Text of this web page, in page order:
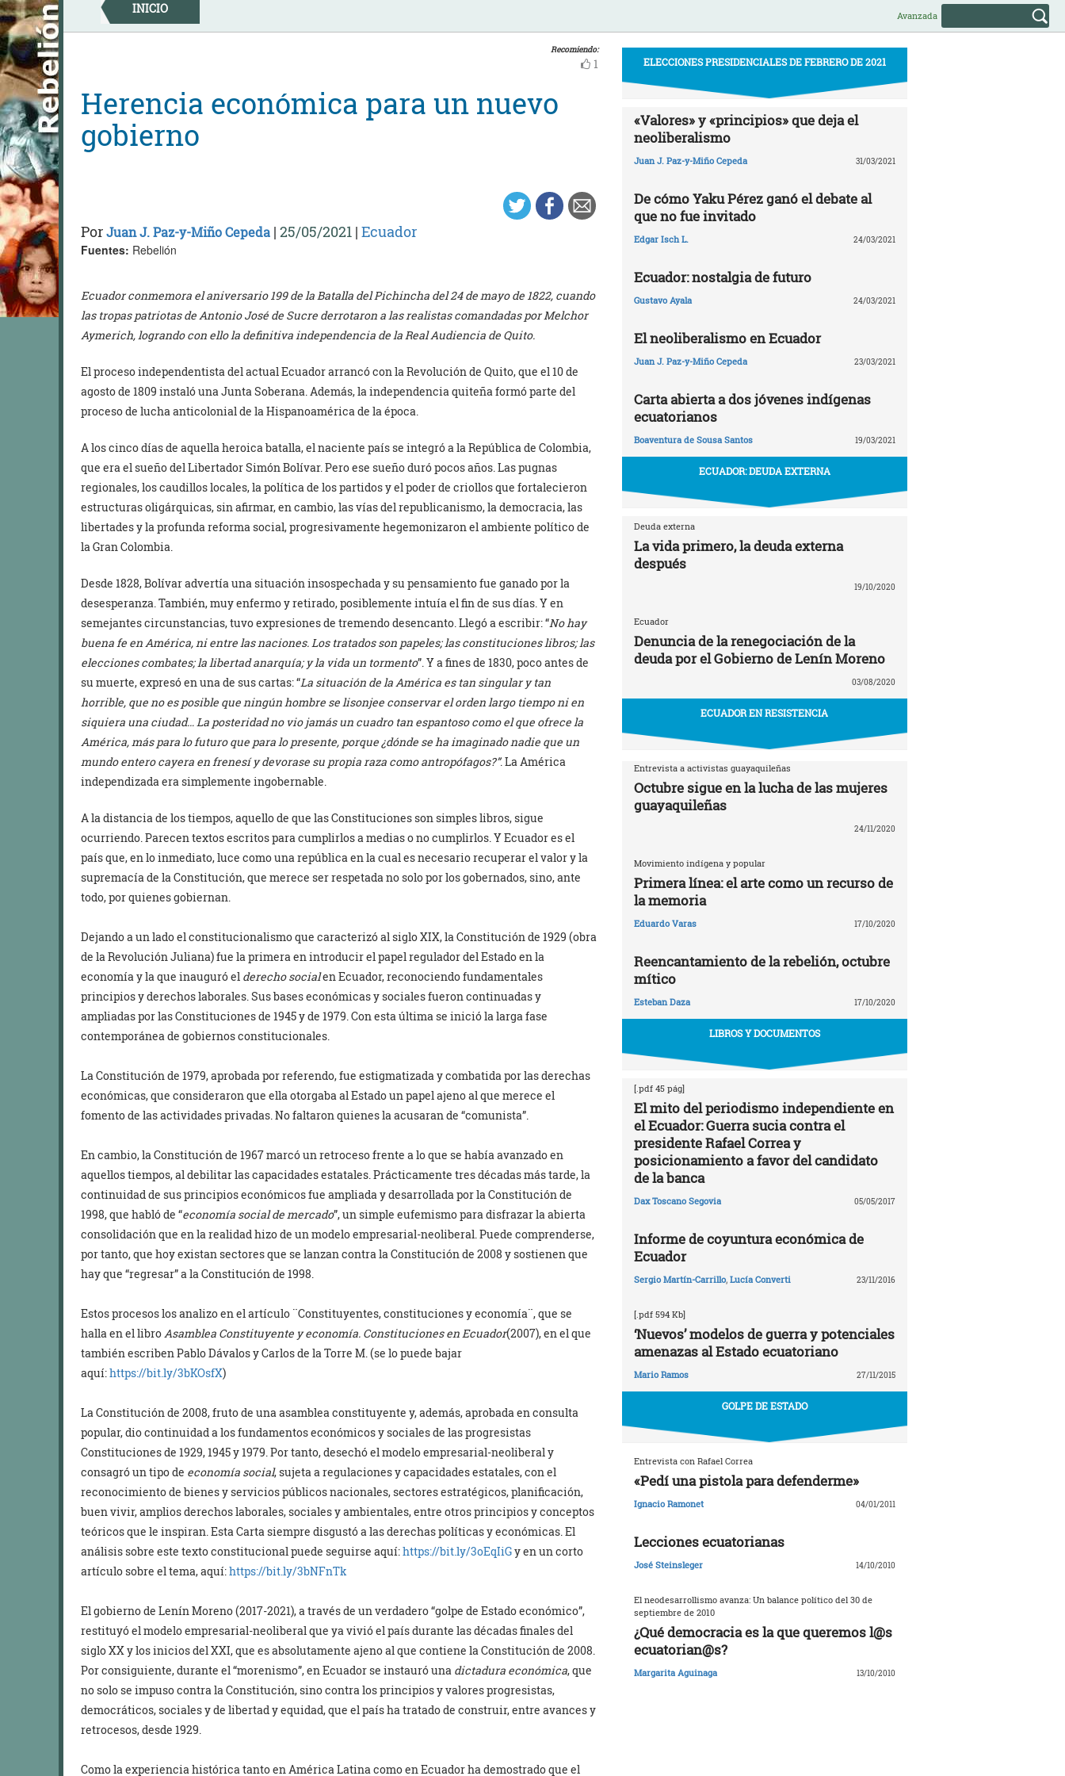
Skip
to
content
INICIO Avanzada
Recomiendo:
1
Herencia económica para un nuevo
gobierno
PorJuan J. Paz-y-Miño Cepeda | 25/05/2021 | Ecuador
Fuentes: Rebelión
Ecuador conmemora el aniversario 199 de la Batalla del Pichincha del 24 de mayo de 1822, cuando
las tropas patriotas de Antonio José de Sucre derrotaron a las realistas comandadas por Melchor
Aymerich, logrando con ello la definitiva independencia de la Real Audiencia de Quito.
El proceso independentista del actual Ecuador arrancó con la Revolución de Quito, que el 10 de
agosto de 1809 instaló una Junta Soberana. Además, la independencia quiteña formó parte del
proceso de lucha anticolonial de la Hispanoamérica de la época.
A los cinco días de aquella heroica batalla, el naciente país se integró a la República de Colombia,
que era el sueño del Libertador Simón Bolívar. Pero ese sueño duró pocos años. Las pugnas
regionales, los caudillos locales, la política de los partidos y el poder de criollos que fortalecieron
estructuras oligárquicas, sin afirmar, en cambio, las vías del republicanismo, la democracia, las
libertades y la profunda reforma social, progresivamente hegemonizaron el ambiente político de
la Gran Colombia.
Desde 1828, Bolívar advertía una situación insospechada y su pensamiento fue ganado por la
desesperanza. También, muy enfermo y retirado, posiblemente intuía el fin de sus días. Y en
semejantes circunstancias, tuvo expresiones de tremendo desencanto. Llegó a escribir: “No hay
buena fe en América, ni entre las naciones. Los tratados son papeles; las constituciones libros; las
elecciones combates; la libertad anarquía; y la vida un tormento”. Y a fines de 1830, poco antes de
su muerte, expresó en una de sus cartas: “La situación de la América es tan singular y tan
horrible, que no es posible que ningún hombre se lisonjee conservar el orden largo tiempo ni en
siquiera una ciudad… La posteridad no vio jamás un cuadro tan espantoso como el que ofrece la
América, más para lo futuro que para lo presente, porque ¿dónde se ha imaginado nadie que un
mundo entero cayera en frenesí y devorase su propia raza como antropófagos?”. La América
independizada era simplemente ingobernable.
A la distancia de los tiempos, aquello de que las Constituciones son simples libros, sigue
ocurriendo. Parecen textos escritos para cumplirlos a medias o no cumplirlos. Y Ecuador es el
país que, en lo inmediato, luce como una república en la cual es necesario recuperar el valor y la
supremacía de la Constitución, que merece ser respetada no solo por los gobernados, sino, ante
todo, por quienes gobiernan.
Dejando a un lado el constitucionalismo que caracterizó al siglo XIX, la Constitución de 1929 (obra
de la Revolución Juliana) fue la primera en introducir el papel regulador del Estado en la
economía y la que inauguró el derecho socialen Ecuador, reconociendo fundamentales
principios y derechos laborales. Sus bases económicas y sociales fueron continuadas y
ampliadas por las Constituciones de 1945 y de 1979. Con esta última se inició la larga fase
contemporánea de gobiernos constitucionales.
La Constitución de 1979, aprobada por referendo, fue estigmatizada y combatida por las derechas
económicas, que consideraron que ella otorgaba al Estado un papel ajeno al que merece el
fomento de las actividades privadas. No faltaron quienes la acusaran de “comunista”.
En cambio, la Constitución de 1967 marcó un retroceso frente a lo que se había avanzado en
aquellos tiempos, al debilitar las capacidades estatales. Prácticamente tres décadas más tarde, la
continuidad de sus principios económicos fue ampliada y desarrollada por la Constitución de
1998, que habló de “economía social de mercado”, un simple eufemismo para disfrazar la abierta
consolidación que en la realidad hizo de un modelo empresarial-neoliberal. Puede comprenderse,
por tanto, que hoy existan sectores que se lanzan contra la Constitución de 2008 y sostienen que
hay que “regresar” a la Constitución de 1998.
Estos procesos los analizo en el artículo ¨Constituyentes, constituciones y economía¨, que se
halla en el libroAsamblea Constituyente y economía. Constituciones en Ecuador(2007), en el que
también escriben Pablo Dávalos y Carlos de la Torre M. (se lo puede bajar
aquí:https://bit.ly/3bKOsfX)
La Constitución de 2008, fruto de una asamblea constituyente y, además, aprobada en consulta
popular, dio continuidad a los fundamentos económicos y sociales de las progresistas
Constituciones de 1929, 1945 y 1979. Por tanto, desechó el modelo empresarial-neoliberal y
consagró un tipo de economía social, sujeta a regulaciones y capacidades estatales, con el
reconocimiento de bienes y servicios públicos nacionales, sectores estratégicos, planificación,
buen vivir, amplios derechos laborales, sociales y ambientales, entre otros principios y conceptos
teóricos que le inspiran. Esta Carta siempre disgustó a las derechas políticas y económicas. El
análisis sobre este texto constitucional puede seguirse aquí:https://bit.ly/3oEqIiGy en un corto
artículo sobre el tema, aquí:https://bit.ly/3bNFnTk
El gobierno de Lenín Moreno (2017-2021), a través de un verdadero “golpe de Estado económico”,
restituyó el modelo empresarial-neoliberal que ya vivió el país durante las décadas finales del
siglo XX y los inicios del XXI, que es absolutamente ajeno al que contiene la Constitución de 2008.
Por consiguiente, durante el “morenismo”, en Ecuador se instauró una dictadura económica, que
no solo se impuso contra la Constitución, sino contra los principios y valores progresistas,
democráticos, sociales y de libertad y equidad, que el país ha tratado de construir, entre avances y
retrocesos, desde 1929.
Como la experiencia histórica tanto en América Latina como en Ecuador ha demostrado que el
ELECCIONES PRESIDENCIALES DE FEBRERO DE 2021
«Valores» y «principios» que deja el
neoliberalismo
Juan J. Paz-y-Miño Cepeda 31/03/2021
De cómo Yaku Pérez ganó el debate al
que no fue invitado
Edgar Isch L. 24/03/2021
Ecuador: nostalgia de futuro
Gustavo Ayala 24/03/2021
El neoliberalismo en Ecuador
Juan J. Paz-y-Miño Cepeda 23/03/2021
Carta abierta a dos jóvenes indígenas
ecuatorianos
Boaventura de Sousa Santos 19/03/2021
ECUADOR: DEUDA EXTERNA
Deuda externa
La vida primero, la deuda externa
después
19/10/2020
Ecuador
Denuncia de la renegociación de la
deuda por el Gobierno de Lenín Moreno
03/08/2020
ECUADOR EN RESISTENCIA
Entrevista a activistas guayaquileñas
Octubre sigue en la lucha de las mujeres
guayaquileñas
24/11/2020
Movimiento indígena y popular
Primera línea: el arte como un recurso de
la memoria
Eduardo Varas 17/10/2020
Reencantamiento de la rebelión, octubre
mítico
Esteban Daza 17/10/2020
LIBROS Y DOCUMENTOS
[.pdf 45 pág]
El mito del periodismo independiente en
el Ecuador: Guerra sucia contra el
presidente Rafael Correa y
posicionamiento a favor del candidato
de la banca
Dax Toscano Segovia 05/05/2017
Informe de coyuntura económica de
Ecuador
Sergio Martín-Carrillo, Lucía Converti 23/11/2016
[.pdf 594 Kb]
‘Nuevos’ modelos de guerra y potenciales
amenazas al Estado ecuatoriano
Mario Ramos 27/11/2015
GOLPE DE ESTADO
Entrevista con Rafael Correa
«Pedí una pistola para defenderme»
Ignacio Ramonet 04/01/2011
Lecciones ecuatorianas
José Steinsleger 14/10/2010
El neodesarrollismo avanza: Un balance político del 30 de
septiembre de 2010
¿Qué democracia es la que queremos l@s
ecuatorian@s?
Margarita Aguinaga 13/10/2010